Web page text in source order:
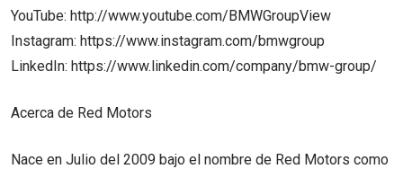
YouTube: http://www.youtube.com/BMWGroupView
Instagram: https://www.instagram.com/bmwgroup
LinkedIn: https://www.linkedin.com/company/bmw-group/
Acerca de Red Motors
Nace en Julio del 2009 bajo el nombre de Red Motors como